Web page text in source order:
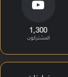
1٬300
المشتركون